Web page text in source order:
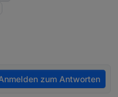
zum Antworten